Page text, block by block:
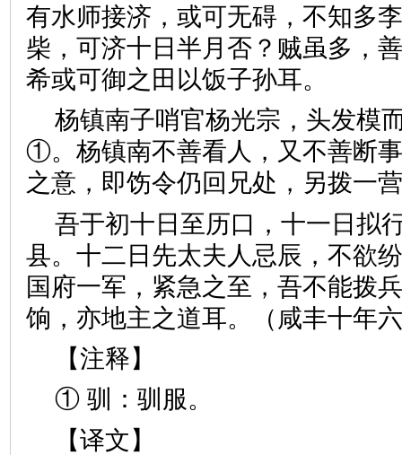
有水师接济，或可无碍，不知多
柴，可济十日半月否？贼虽多，
希或可御之田以饭子孙耳。
杨镇南子哨官杨光宗，头发模
①。杨镇南不善看人，又不善断
之意，即饬令仍回兄处，另拨一
吾于初十日至历口，十一日拟
县。十二日先太夫人忌辰，不欲
国府一军，紧急之至，吾不能拨
饷，亦地主之道耳。（咸丰十年
【注释】
① 驯：驯服。
【译文】